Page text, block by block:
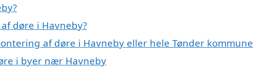
døre i Havneby?
af døre i Havneby eller hele Tønder kommune
i byer nær Havneby